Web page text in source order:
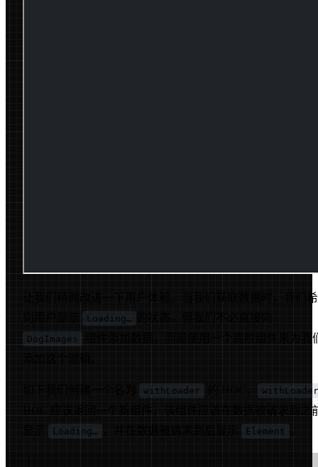
让我们稍微改进一下用户体验。当我们获取数据时，我们
Loading… 的状态。但我们不必直接向
DogImages
组件添加数据，而是使用一个高阶组件来为我
添加这个逻辑。
如下我们创建一个名为 withLoader withLoader
HOC 应该返回一个新组件，该组件应该在数据被请求到之
Loading… ，并在数据被请求到后显示 Element